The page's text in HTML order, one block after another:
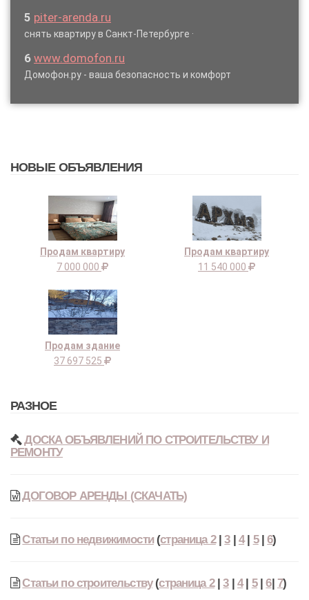
5 piter-arenda.ru
снять квартиру в Санкт-Петербурге ·
6 www.domofon.ru
Домофон.ру - ваша безопасность и комфорт
НОВЫЕ ОБЪЯВЛЕНИЯ
Продам квартиру
7 000 000
Продам квартиру
11 540 000
Продам здание
37 697 525
РАЗНОЕ
ДОСКА ОБЪЯВЛЕНИЙ ПО СТРОИТЕЛЬСТВУ И
РЕМОНТУ
ДОГОВОР АРЕНДЫ (СКАЧАТЬ)
Статьи по недвижимости(страница 2|3| 4| 5|6)
Статьи по строительству(страница 2|3|4| 5|6| 7)